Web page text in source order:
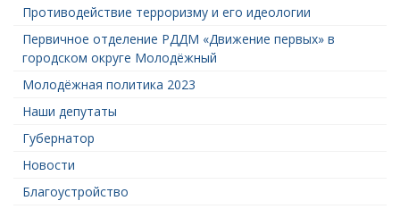
Противодействие терроризму и его идеологии
Первичное отделение РДДМ «Движение первых» в
городском округе Молодёжный
Молодёжная политика 2023
Наши депутаты
Губернатор
Новости
Благоустройство